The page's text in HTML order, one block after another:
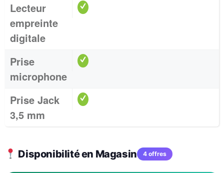
Lecteur
empreinte
digitale
Prise
microphone
Prise Jack
3,5 mm
Disponibilité en Magasin 4 offres